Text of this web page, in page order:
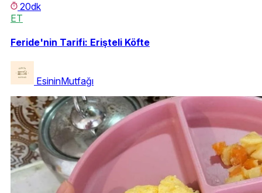
20dk
ET
Feride'nin Tarifi: Erişteli Köfte
EsininMutfağı